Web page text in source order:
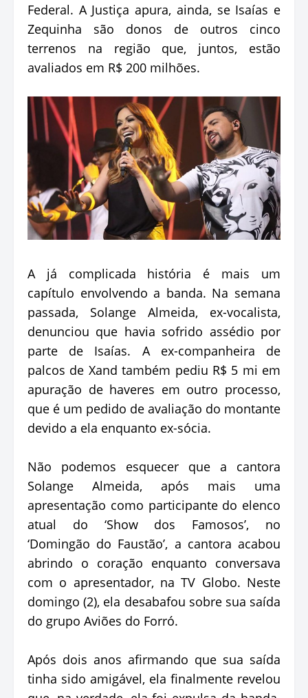
Federal. A Justiça apura, ainda, se Isaías e
Zequinha são donos de outros cinco
terrenos na região que, juntos, estão
avaliados em R$ 200 milhões.
A já complicada história é mais um
capítulo envolvendo a banda. Na semana
passada, Solange Almeida, ex-vocalista,
denunciou que havia sofrido assédio por
parte de Isaías. A ex-companheira de
palcos de Xand também pediu R$ 5 mi em
apuração de haveres em outro processo,
que é um pedido de avaliação do montante
devido a ela enquanto ex-sócia.
Não podemos esquecer que a cantora
Solange Almeida, após mais uma
apresentação como participante do elenco
atual do ‘Show dos Famosos’, no
‘Domingão do Faustão’, a cantora acabou
abrindo o coração enquanto conversava
com o apresentador, na TV Globo. Neste
domingo (2), ela desabafou sobre sua saída
do grupo Aviões do Forró.
Após dois anos afirmando que sua saída
tinha sido amigável, ela finalmente revelou